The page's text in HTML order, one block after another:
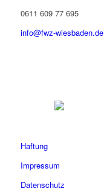
0611 609 77 695
info@fwz-wiesbaden.de
Haftung
Impressum
Datenschutz